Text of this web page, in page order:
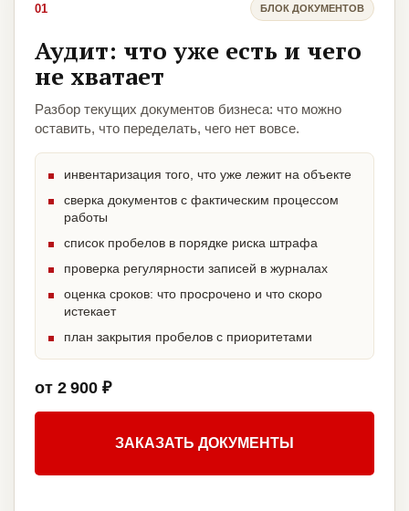
01 БЛОК ДОКУМЕНТОВ
Аудит: что уже есть и чего
не хватает
Разбор текущих документов бизнеса: что можно
оставить, что переделать, чего нет вовсе.
инвентаризация того, что уже лежит на объекте
сверка документов с фактическим процессом
работы
список пробелов в порядке риска штрафа
проверка регулярности записей в журналах
оценка сроков: что просрочено и что скоро
истекает
план закрытия пробелов с приоритетами
от 2 900 ₽
ЗАКАЗАТЬ ДОКУМЕНТЫ